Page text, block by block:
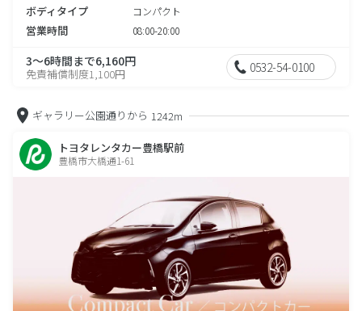
ボディタイプ コンパクト
営業時間 08:00-20:00
3～6時間まで6,160円
免責補償制度1,100円 0532-54-0100
ギャラリー公園通りから 1242m
トヨタレンタカー豊橋駅前
豊橋市大橋通1-61